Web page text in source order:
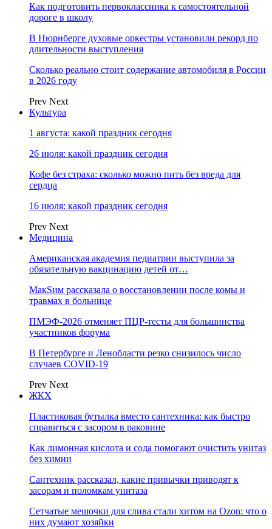
Как подготовить первоклассника к самостоятельной
дороге в школу
В Нюрнберге духовые оркестры установили рекорд по
длительности выступления
Сколько реально стоит содержание автомобиля в России
в 2026 году
Prev Next
Культура
1 августа: какой праздник сегодня
26 июля: какой праздник сегодня
Кофе без страха: сколько можно пить без вреда для
сердца
16 июля: какой праздник сегодня
Prev Next
Медицина
Американская академия педиатрии выступила за
обязательную вакцинацию детей от…
МакSим рассказала о восстановлении после комы и
травмах в больнице
ПМЭФ-2026 отменяет ПЦР-тесты для большинства
участников форума
В Петербурге и Ленобласти резко снизилось число
случаев COVID-19
Prev Next
ЖКХ
Пластиковая бутылка вместо сантехника: как быстро
справиться с засором в раковине
Как лимонная кислота и сода помогают очистить унитаз
без химии
Сантехник рассказал, какие привычки приводят к
засорам и поломкам унитаза
Сетчатые мешочки для слива стали хитом на Ozon: что о
них думают хозяйки